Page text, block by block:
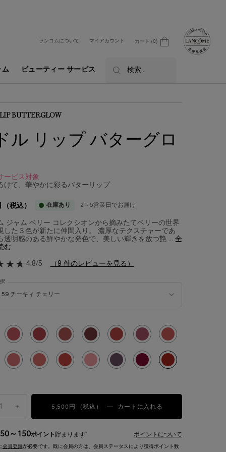
ランコムについて マイアカウント カート 0
0 カート内の製品
ム ビューティー サービス 検索...
BUTTERGLOW
ル リップ バターグロ
ービス対象
けて、華やかに彩るバターリップ
（税込） 在庫あり 2～5営業日でお届け
ジャム ベリー コレクシオンから摘みたてベリーの世界
した３色が新たに仲間入り。 濃厚なテクスチャーであ
透明感のある鮮やかな発色で、美しい輝きを放つ艶 ... 全
む
4.8/5 （9 件のレビューを見る）
59 チーキィ チェリー
コーラル グロウ, 1/16
選択済み
36 ヌード ナウ, 2/16
選択済み
50 シェイクス ロージー ヌード, 3/16
選択済み
53 ザ ティー イズ ホット, 4/16
選択済み
60 ミリオンダラー ベリー, 5/16
選択済み
45 ザッツ マイ ジャム, 6/16
選択済み
47 モーヴティベーション, 7/16
選択済み
33 イドル ヌード, 8/16
ドスローイング ベージュ, 9/16
選択済み
28 ピンク スクワッド, 10/16
選択済み
31 ポッピング ポッピー, 11/16
選択済み
42 ヒ―テッド グロウ, 12/16
選択済み
10 ピンク ウララ, 13/16
選択済み
90 ベリー ビズ, 14/16
選択済み
52 ベリー グロウ, 15/16
選択済み
59 チーキィ チェリー,
+ 5,500円 （税込） ― カートに入れる
50～150ポイント貯まります* ポイントについて
会員登録が必要です。既に会員の方は、会員ステータスにより獲得ポイント数